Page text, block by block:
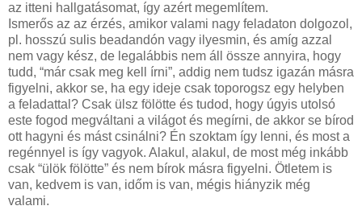
az itteni hallgatásomat, így azért megemlítem.
Ismerős az az érzés, amikor valami nagy feladaton dolgozol,
pl. hosszú sulis beadandón vagy ilyesmin, és amíg azzal
nem vagy kész, de legalábbis nem áll össze annyira, hogy
tudd, “már csak meg kell írni”, addig nem tudsz igazán másra
figyelni, akkor se, ha egy ideje csak toporogsz egy helyben
a feladattal? Csak ülsz fölötte és tudod, hogy úgyis utolsó
este fogod megváltani a világot és megírni, de akkor se bírod
ott hagyni és mást csinálni? Én szoktam így lenni, és most a
regénnyel is így vagyok. Alakul, alakul, de most még inkább
csak “ülök fölötte” és nem bírok másra figyelni. Ötletem is
van, kedvem is van, időm is van, mégis hiányzik még
valami.